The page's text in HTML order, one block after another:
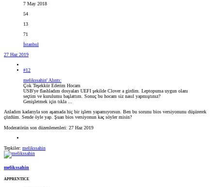
7 May 2018
54
13
71
İstanbul
27 Haz 2019
#12
melikssahin' Alıntı:
Çok Teşekkür Ederim Hocam
USB'ye flashladım dosyaları UEFI şekilde Clover a girdim. Leptopuma uygun olanı
seçtim ve kurulumu başlattım. Sonuç bu hocam siz nasıl yapmıştınız?
Genişletmek için tıkla ...
Anladım kadarıyla son aşamada hiç bir işlem yapamıyorsun. Ben bu sorunu bios versiyonunu düşürerek
çözdüm. Sende öyle yap. Şuan bios versiyonun kaç söyler misin?
Moderatörün son düzenlenenleri: 27 Haz 2019
Tepkiler: melikssahin
melikssahin
APPRENTICE